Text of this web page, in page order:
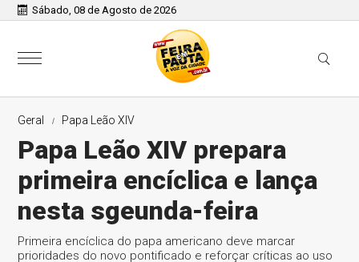
Sábado, 08 de Agosto de 2026
Geral Papa Leão XIV
Papa Leão XIV prepara
primeira encíclica e lança
nesta sgeunda-feira
Primeira encíclica do papa americano deve marcar
prioridades do novo pontificado e reforçar críticas ao uso